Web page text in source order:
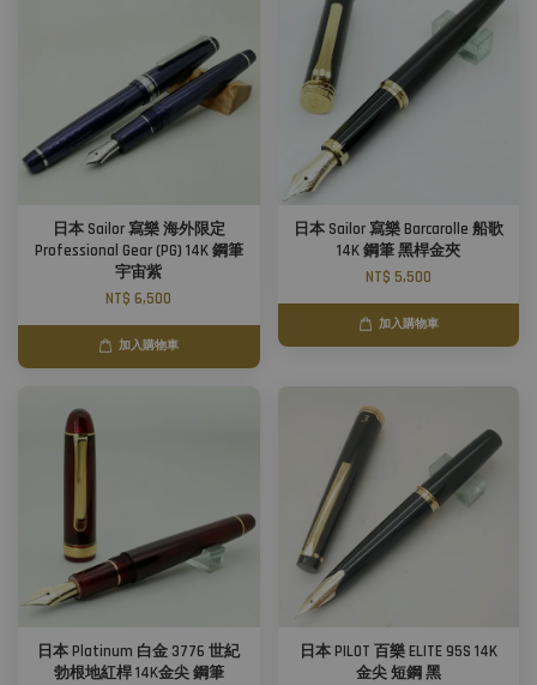
日本 Sailor 寫樂 海外限定
Professional Gear (PG) 14K 鋼筆
宇宙紫
NT$ 6,500
加入購物車
日本 Sailor 寫樂 Barcarolle 船歌
14K 鋼筆 黑桿金夾
NT$ 5,500
加入購物車
日本 Platinum 白金 3776 世紀
勃根地紅桿 14K金尖 鋼筆
日本 PILOT 百樂 ELITE 95S 14K
金尖 短鋼 黑